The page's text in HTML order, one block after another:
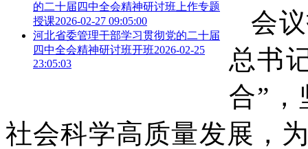
的二十届四中全会精神研讨班上作专题
授课2026-02-27 09:05:00
河北省委管理干部学习贯彻党的二十届
四中全会精神研讨班开班2026-02-25
23:05:03
会
总书
合”
社会科学高质量发展，